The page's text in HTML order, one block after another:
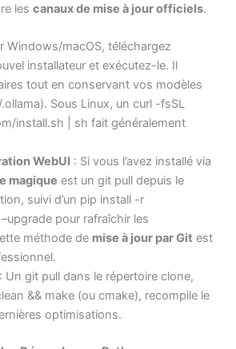
les canaux de mise à jour officiels.
Windows/macOS, téléchargez
installateur et exécutez-le. Il
tout en conservant vos modèles
Sous Linux, un curl -fsSL
install.sh | sh fait généralement
WebUI : Si vous l’avez installé via
magique est un git pull depuis le
suivi d’un pip install -r
pour rafraîchir les
méthode de mise à jour par Git est
: Un git pull dans le répertoire clone,
&& make (ou cmake), recompile le
optimisations.